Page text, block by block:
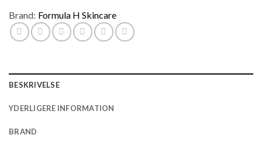
Brand: Formula H Skincare
BESKRIVELSE
YDERLIGERE INFORMATION
BRAND